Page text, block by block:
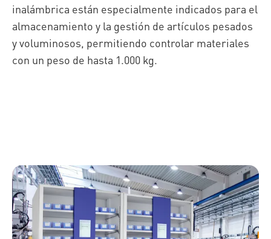
inalámbrica están especialmente indicados para el
almacenamiento y la gestión de artículos pesados
y voluminosos, permitiendo controlar materiales
con un peso de hasta 1.000 kg.